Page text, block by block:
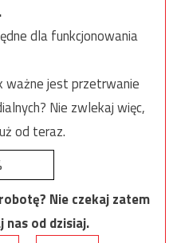
dla funkcjonowania
ważne jest przetrwanie
Nie zwlekaj więc,
od teraz.
Nie czekaj zatem
od dzisiaj.